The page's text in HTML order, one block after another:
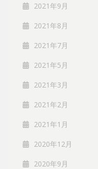
2021年9月
2021年8月
2021年7月
2021年5月
2021年3月
2021年2月
2021年1月
2020年12月
2020年9月